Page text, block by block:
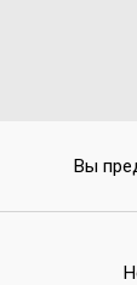
Вы